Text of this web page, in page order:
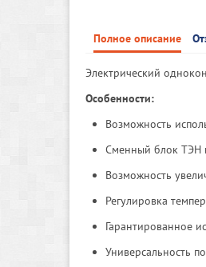
Полное описание
Электрический
Особенности:
Возможность
Сменный блок ТЭН
Возможность
Регулировка
Гарантированное
Универсальность